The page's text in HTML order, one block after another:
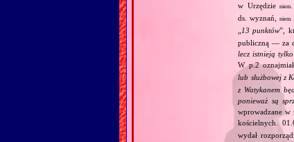
w Urzędzie niem.
ds. wyznań,
niem.
13 punktów”,
publiczną — za
lecz istnieją
W p.2
lub służbowej z
z Watykanem
ponieważ są
wprowadzane
kościelnych.
wydał